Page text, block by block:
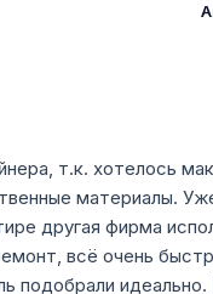
т.к. хотелось
материалы.
другая фирма
всё очень
идеально.